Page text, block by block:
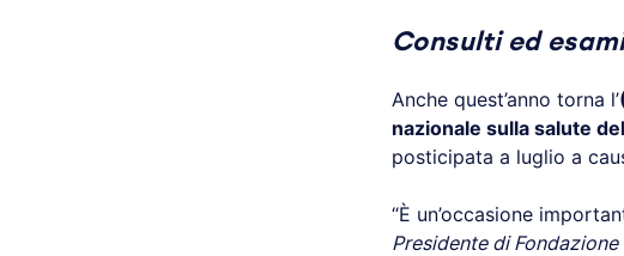
Consulti ed
Anche quest’anno torna l’
nazionale sulla salute
posticipata a luglio a
“È un’occasione
Presidente di Fondazione